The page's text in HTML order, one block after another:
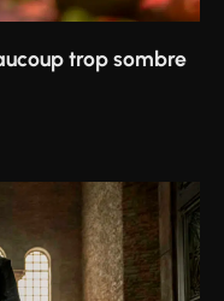
trop sombre